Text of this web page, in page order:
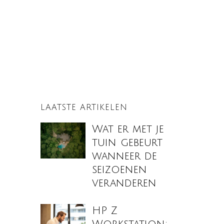
LAATSTE ARTIKELEN
Wat er met je
tuin gebeurt
wanneer de
seizoenen
veranderen
HP Z